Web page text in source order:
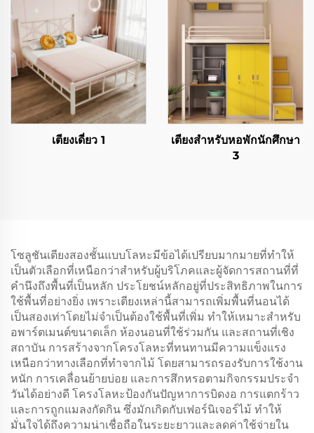
เตียงเดี่ยว 1
เตียงสำหรับหอพักนักศึกษา
3
โซลูชันเตียงสองชั้นแบบโลหะมีข้อได้เปรียบมากมายที่ทำให้
เป็นตัวเลือกที่เหนือกว่าสำหรับผู้บริโภคและผู้จัดการสถานที่ที่
คำนึงถึงพื้นที่เป็นหลัก ประโยชน์หลักอยู่ที่ประสิทธิภาพในการ
ใช้พื้นที่อย่างยิ่ง เพราะเตียงเหล่านี้สามารถเพิ่มพื้นที่นอนได้
เป็นสองเท่าโดยไม่จำเป็นต้องใช้พื้นที่เพิ่ม ทำให้เหมาะสำหรับ
อพาร์ตเมนต์ขนาดเล็ก ห้องนอนที่ใช้ร่วมกัน และสถานที่เชิง
สถาบัน การสร้างจากโครงโลหะที่ทนทานมีความแข็งแรง
เหนือกว่าทางเลือกที่ทำจากไม้ โดยสามารถรองรับการใช้งาน
หนัก การเคลื่อนย้ายบ่อย และการสึกหรอตามกิจกรรมประจำ
วันได้อย่างดี โครงโลหะป้องกันปัญหาการบิดงอ การแตกร้าว
และการถูกแมลงกัดกิน ซึ่งมักเกิดกับเฟอร์นิเจอร์ไม้ ทำให้
มั่นใจได้ถึงความน่าเชื่อถือในระยะยาวและลดค่าใช้จ่ายใน